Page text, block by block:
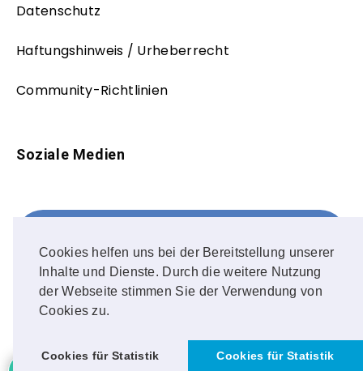
Cookies helfen uns bei der Bereitstellung unserer
Inhalte und Dienste. Durch die weitere Nutzung
der Webseite stimmen Sie der Verwendung von
Cookies zu.
Cookies für Statistik
Cookies für Statistik
Datenschutz
Haftungshinweis / Urheberrecht
Community-Richtlinien
Soziale Medien
FOLLOW ME!
Instagram
OUR PHOTOS!